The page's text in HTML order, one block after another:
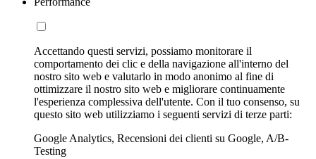
Accettando questi servizi, possiamo monitorare il
comportamento dei clic e della navigazione all'interno del
nostro sito web e valutarlo in modo anonimo al fine di
ottimizzare il nostro sito web e migliorare continuamente
l'esperienza complessiva dell'utente. Con il tuo consenso, su
questo sito web utilizziamo i seguenti servizi di terze parti:
Google Analytics, Recensioni dei clienti su Google, A/B-
Testing